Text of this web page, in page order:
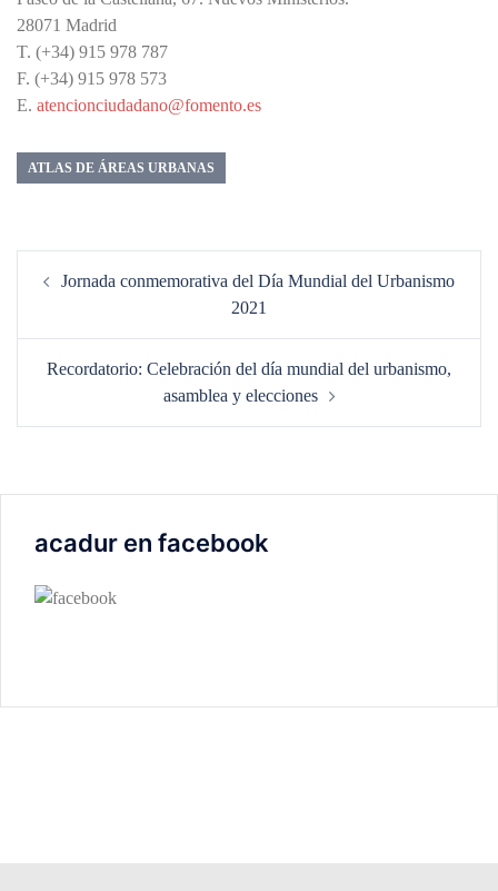
28071 Madrid
T. (+34) 915 978 787
F. (+34) 915 978 573
E. atencionciudadano@fomento.es
ATLAS DE ÁREAS URBANAS
de
Jornada conmemorativa del Día Mundial del Urbanismo
2021
Recordatorio: Celebración del día mundial del urbanismo,
asamblea y elecciones
acadur en facebook